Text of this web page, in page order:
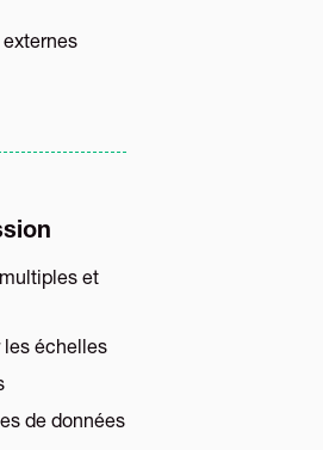
et
les échelles
de données